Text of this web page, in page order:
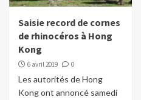
Saisie record de cornes
de rhinocéros à Hong
Kong
6 avril 2019 0
Les autorités de Hong
Kong ont annoncé samedi